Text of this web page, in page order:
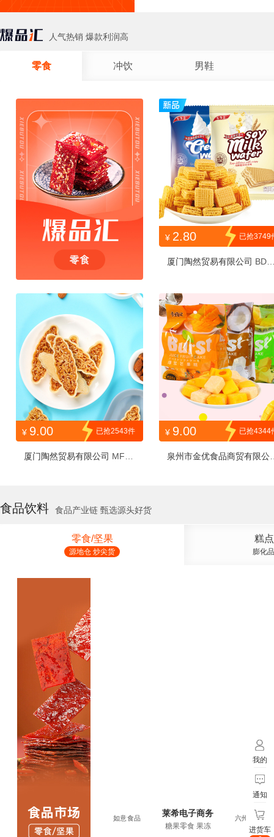
人气热销 爆款利润高
零食 冲饮 男鞋
¥ 2.80 已抢3749
厦门陶然贸易有限公司
¥ 9.00 已抢2543件
厦门陶然贸易有限公司 MFXY
¥ 9.00 已抢4344
泉州市金优食品商贸有限公
食品饮料 食品产业链 甄选源头好货
零食/坚果
源地仓 炒尖货
糕
膨化
电子商务 六州食品 如意食品
莱希电子商务
糖果零食 果冻
六州食品
我的
通知
进货车